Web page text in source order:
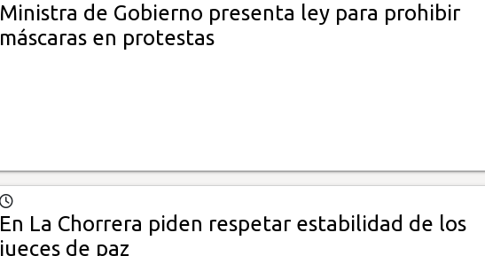
Ministra de Gobierno presenta ley para prohibir
máscaras en protestas
En La Chorrera piden respetar estabilidad de los
jueces de paz